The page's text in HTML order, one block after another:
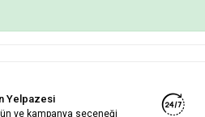
Yelpazesi
ve kampanya seçeneği